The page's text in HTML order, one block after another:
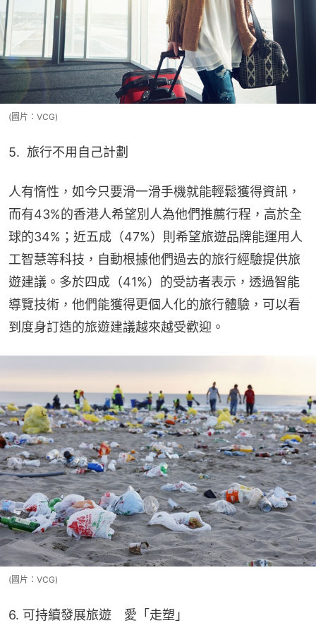
(圖片：VCG)
5.  旅行不用自己計劃
人有惰性，如今只要滑一滑手機就能輕鬆獲得資訊，
而有43%的香港人希望別人為他們推薦行程，高於全
球的34%；近五成（47%）則希望旅遊品牌能運用人
工智慧等科技，自動根據他們過去的旅行經驗提供旅
遊建議。多於四成（41%）的受訪者表示，透過智能
導覽技術，他們能獲得更個人化的旅行體驗，可以看
到度身訂造的旅遊建議越來越受歡迎。
(圖片：VCG)
6. 可持續發展旅遊　愛「走塑」